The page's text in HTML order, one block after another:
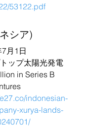
53122.pdf
シア)
月1日
ップ太陽光発電
in Series B
indonesian-
xurya-lands-